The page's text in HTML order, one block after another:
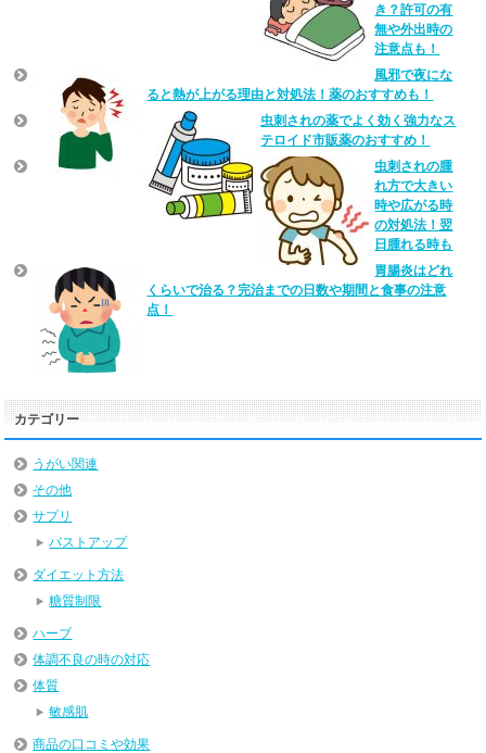
き？許可の有
無や外出時の
注意点も！
風邪で夜にな
ると熱が上がる理由と対処法！薬のおすすめも！
虫刺されの薬でよく効く強力なス
テロイド市販薬のおすすめ！
虫刺されの腫
れ方で大きい
時や広がる時
の対処法！翌
日腫れる時も
胃腸炎はどれ
くらいで治る？完治までの日数や期間と食事の注意
点！
カテゴリー
うがい関連
その他
サプリ
バストアップ
ダイエット方法
糖質制限
ハーブ
体調不良の時の対応
体質
敏感肌
商品の口コミや効果